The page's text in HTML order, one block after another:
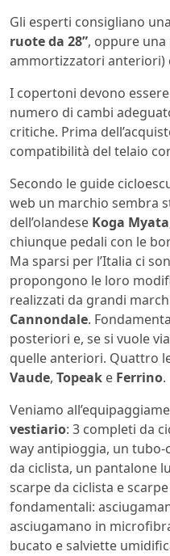
Gli esperti consigliano una
ruote da 28”, oppure una
ammortizzatori anteriori)
I copertoni devono
numero di cambi
critiche. Prima
compatibilità del telaio
Secondo le guide
web un marchio sembra
dell’olandese Koga Myata
chiunque pedali con le
Ma sparsi per l’Italia ci
propongono le loro
realizzati da grandi
Cannondale.
posteriori e, se si vuole
quelle anteriori. Quattro
Vaude, Topeak e Ferrino.
Veniamo
vestiario: 3 completi da
way antipioggia, un tubo-
da ciclista, un pantalone
scarpe da ciclista e
fondamentali:
asciugamano in
bucato e salviette